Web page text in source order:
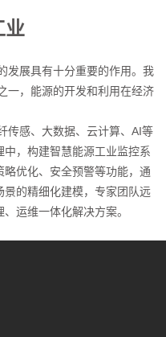
业
发展具有十分重要的作用。我
一，能源的开发和利用在经济
传感、大数据、云计算、AI等
，构建智慧能源工业监控系
优化、安全预警等功能，通
的精细化建模，专家团队远
运维一体化解决方案。